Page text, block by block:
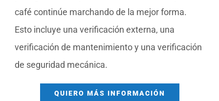
café continúe marchando de la mejor forma.
Esto incluye una verificación externa, una
verificación de mantenimiento y una verificación
de seguridad mecánica.
QUIERO MÁS INFORMACIÓN